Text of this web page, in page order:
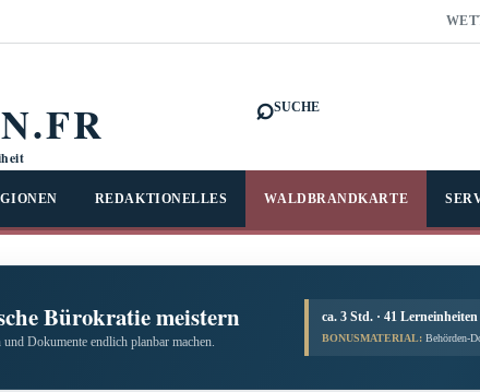
⌕SUCHE
REDAKTIONELLES WALDBRANDKARTE
Bürokratie meistern
Dokumente endlich planbar machen.
ca. 3 Std. · 41
BONUSMATERIAL: Behörden-